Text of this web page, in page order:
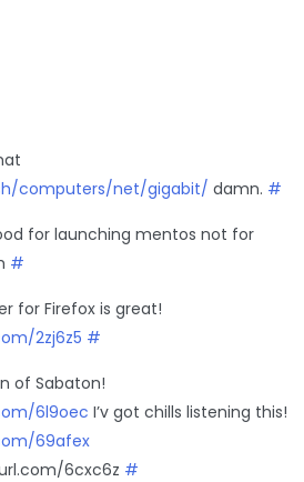
computers/net/gigabit/ damn. #
for launching mentos not for
#
for Firefox is great!
2zj6z5 #
of Sabaton!
6l9oec I’v got chills listening this!
69afex
6cxc6z #